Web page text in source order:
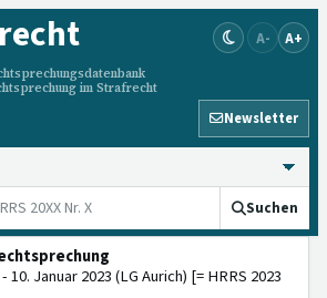
im Strafrecht
A- A+
Newsletter
Suchen
10. Januar 2023 (LG Aurich) [= HRRS 2023